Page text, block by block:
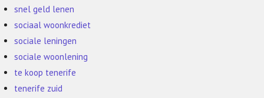
snel geld lenen
sociaal woonkrediet
sociale leningen
sociale woonlening
te koop tenerife
tenerife zuid